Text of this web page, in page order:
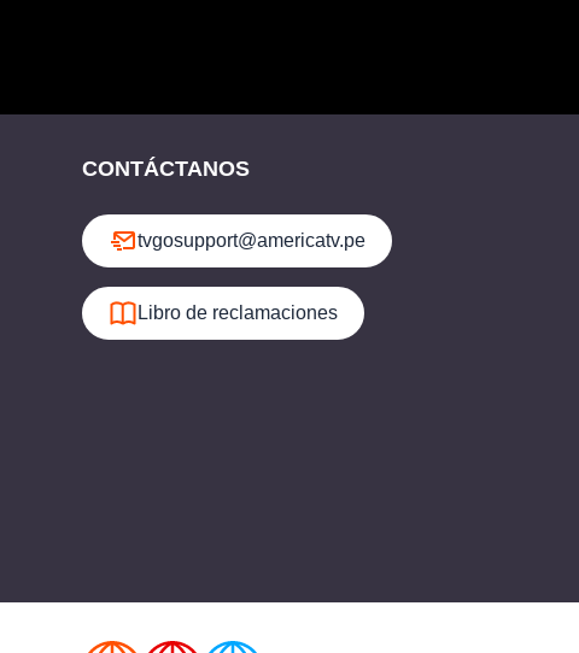
CONTÁCTANOS
tvgosupport@americatv.pe
Libro de reclamaciones